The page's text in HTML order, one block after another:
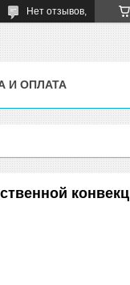
Нет отзывов,
И ОПЛАТА